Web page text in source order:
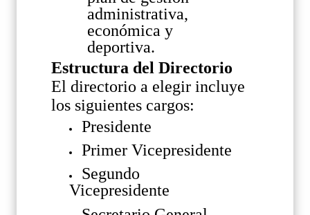
administrativa,
económica y
deportiva.
Estructura del Directorio
El directorio a elegir incluye
los siguientes cargos:
Presidente
Primer Vicepresidente
Segundo
Vicepresidente